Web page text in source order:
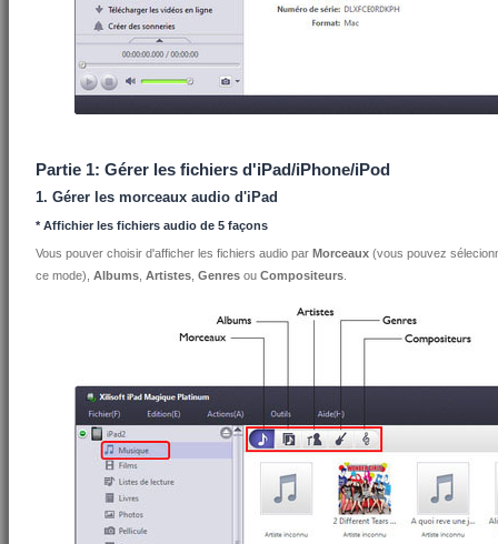
Partie 1: Gérer les fichiers d'iPad/iPhone/iPod
1. Gérer les morceaux audio d'iPad
* Affichier les fichiers audio de 5 façons
Vous pouver choisir d'afficher les fichiers audio par Morceaux (vous pouvez
ce mode), Albums Artistes Genres ou Compositeurs